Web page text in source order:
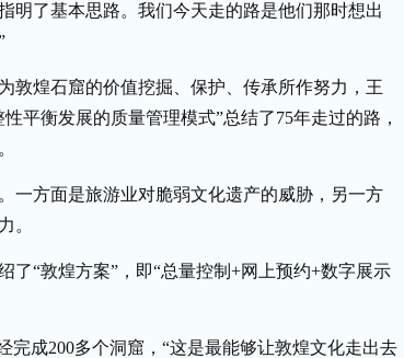
明了基本思路。我们今天走的路是他们那时想出
煌石窟的价值挖掘、保护、传承所作努力，王
平衡发展的质量管理模式”总结了75年走过的路，
方面是旅游业对脆弱文化遗产的威胁，另一方
。
了“敦煌方案”，即“总量控制+网上预约+数字展示
完成200多个洞窟，“这是最能够让敦煌文化走出去